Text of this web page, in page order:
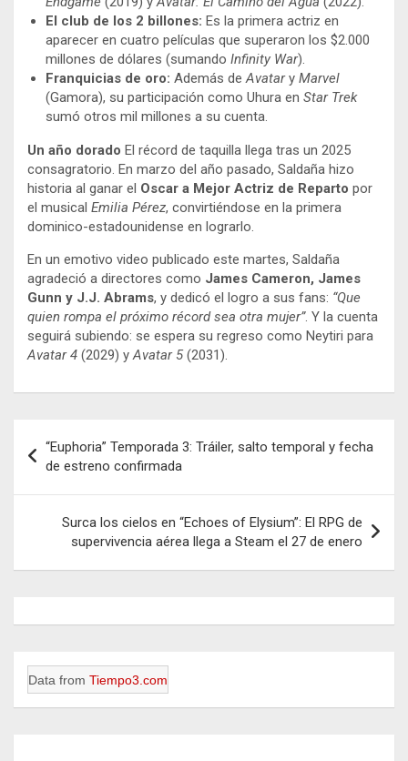
El club de los 2 billones: Es la primera actriz en
aparecer en cuatro películas que superaron los $2.000
millones de dólares (sumando Infinity War).
Franquicias de oro: Además deAvatary Marvel
(Gamora), su participación como Uhura en Star Trek
sumó otros mil millones a su cuenta.
Un año dorado El récord de taquilla llega tras un 2025
consagratorio. En marzo del año pasado, Saldaña hizo
historia al ganar el Oscar a Mejor Actriz de Reparto por
el musical Emilia Pérez, convirtiéndose en la primera
dominico-estadounidense en lograrlo.
En un emotivo video publicado este martes, Saldaña
agradeció a directores como James Cameron, James
Gunn y J.J. Abrams, y dedicó el logro a sus fans: “Que
quien rompa el próximo récord sea otra mujer”. Y la cuenta
seguirá subiendo: se espera su regreso como Neytiri para
Avatar 4 (2029) yAvatar 5(2031).
de
entradas
“Euphoria” Temporada 3: Tráiler, salto temporal y fecha
de estreno confirmada
Surca los cielos en “Echoes of Elysium”: El RPG de
supervivencia aérea llega a Steam el 27 de enero
Data from Tiempo3.com